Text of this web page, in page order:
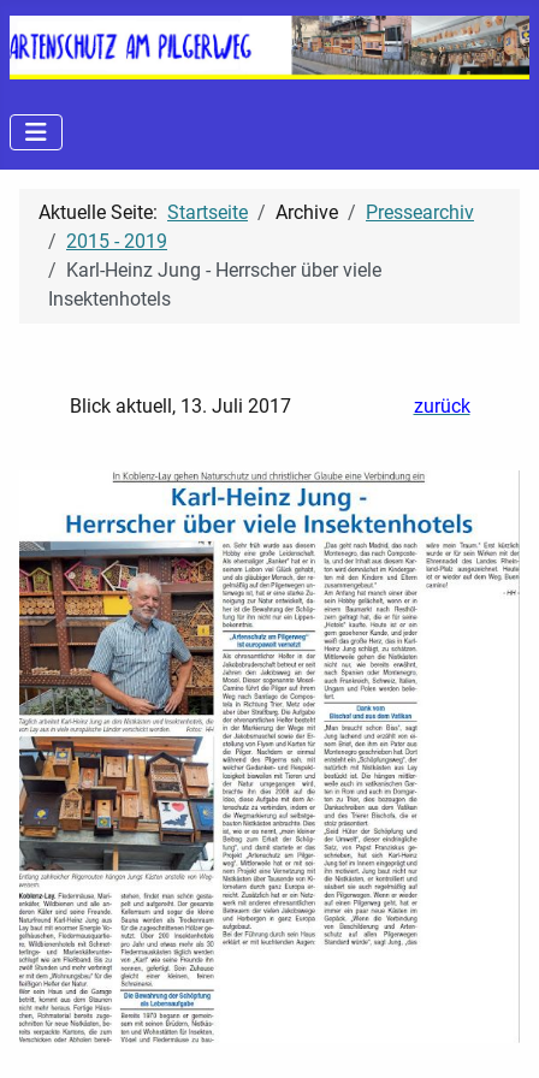
Aktuelle Seite: Startseite Archive
Pressearchiv
2015 - 2019
Karl-Heinz Jung - Herrscher über viele
Insektenhotels
Blick aktuell, 13. Juli 2017 zurück